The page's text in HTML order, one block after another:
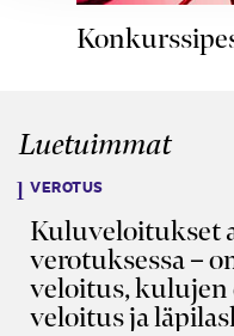
Luetuimmat
VEROTUS
Kulu­veloitukset
verotuksessa –
veloitus,
veloitus ja